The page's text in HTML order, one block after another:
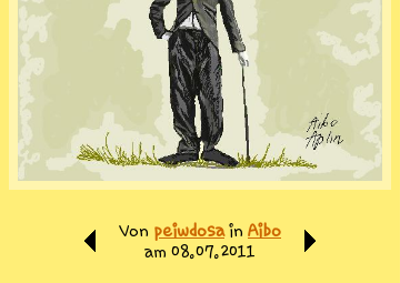
Von peiwdosain Aibo
am 08.07.2011